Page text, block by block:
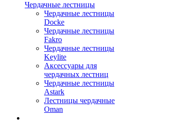
Чердачные лестницы
Чердачные лестницы
Docke
Чердачные лестницы
Fakro
Чердачные лестницы
Keylite
Аксессуары для
чердачных лестниц
Чердачные лестницы
Astark
Лестницы чердачные
Oman